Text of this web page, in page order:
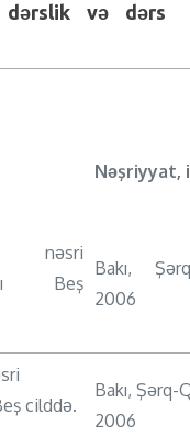
dərslik və dərs
nəsri
Beş
Nəşriyyat,
Bakı,
2006
cilddə.
Bakı, Şərq-
2006